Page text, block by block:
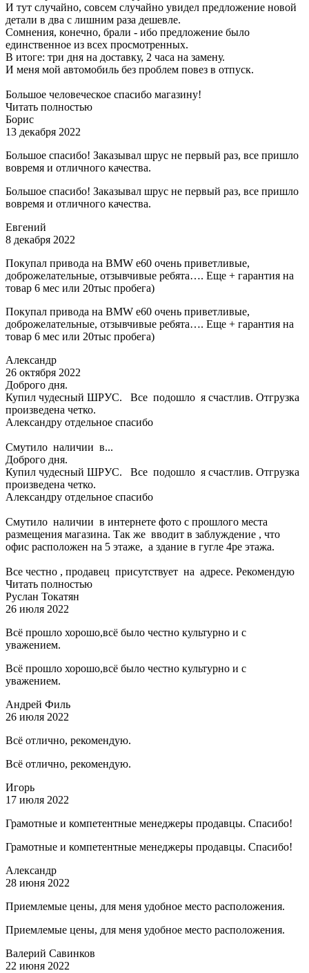
И тут случайно, совсем случайно увидел предложение новой
детали в два с лишним раза дешевле.
Сомнения, конечно, брали - ибо предложение было
единственное из всех просмотренных.
В итоге: три дня на доставку, 2 часа на замену.
И меня мой автомобиль без проблем повез в отпуск.
Большое человеческое спасибо магазину!
Читать полностью
Борис
13 декабря 2022
Большое спасибо! Заказывал шрус не первый раз, все пришло
вовремя и отличного качества.
Большое спасибо! Заказывал шрус не первый раз, все пришло
вовремя и отличного качества.
Евгений
8 декабря 2022
Покупал привода на BMW e60 очень приветливые,
доброжелательные, отзывчивые ребята…. Еще + гарантия на
товар 6 мес или 20тыс пробега)
Покупал привода на BMW e60 очень приветливые,
доброжелательные, отзывчивые ребята…. Еще + гарантия на
товар 6 мес или 20тыс пробега)
Александр
26 октября 2022
Доброго дня.
Купил чудесный ШРУС. Все подошло я счастлив. Отгрузка
произведена четко.
Александру отдельное спасибо
Смутило наличии в...
Доброго дня.
Купил чудесный ШРУС. Все подошло я счастлив. Отгрузка
произведена четко.
Александру отдельное спасибо
Смутило наличии в интернете фото с прошлого места
размещения магазина. Так же вводит в заблуждение , что
офис расположен на 5 этаже, а здание в гугле 4ре этажа.
Все честно , продавец присутствует на адресе. Рекомендую
Читать полностью
Руслан Токатян
26 июля 2022
Всё прошло хорошо,всё было честно культурно и с
уважением.
Всё прошло хорошо,всё было честно культурно и с
уважением.
Андрей Филь
26 июля 2022
Всё отлично, рекомендую.
Всё отлично, рекомендую.
Игорь
17 июля 2022
Грамотные и компетентные менеджеры продавцы. Спасибо!
Грамотные и компетентные менеджеры продавцы. Спасибо!
Александр
28 июня 2022
Приемлемые цены, для меня удобное место расположения.
Приемлемые цены, для меня удобное место расположения.
Валерий Савинков
22 июня 2022